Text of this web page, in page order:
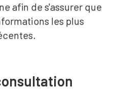
afin de s'assurer que
les plus